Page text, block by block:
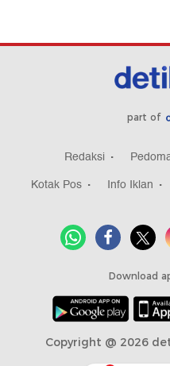
part of
Redaksi
Kotak Pos
Info Iklan
Download
Copyright @ 2026